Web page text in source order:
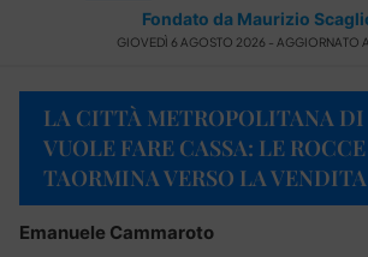
Fondato da Maurizio
GIOVEDÌ 6 AGOSTO 2026 - AGGIORNATO
LA CITTÀ METROPOLITANA DI
VUOLE FARE CASSA: LE
TAORMINA VERSO LA VENDITA
Emanuele Cammaroto